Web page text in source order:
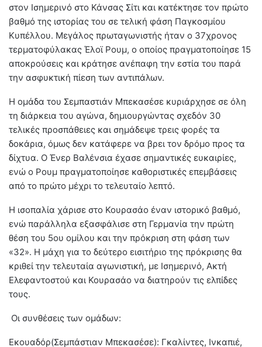
στον Ισημερινό στο Κάνσας Σίτι και κατέκτησε τον πρώτο
βαθμό της ιστορίας του σε τελική φάση Παγκοσμίου
Κυπέλλου. Μεγάλος πρωταγωνιστής ήταν ο 37χρονος
τερματοφύλακας Έλοϊ Ρουμ, ο οποίος πραγματοποίησε 15
αποκρούσεις και κράτησε ανέπαφη την εστία του παρά
την ασφυκτική πίεση των αντιπάλων.
Η ομάδα του Σεμπαστιάν Μπεκασέσε κυριάρχησε σε όλη
τη διάρκεια του αγώνα, δημιουργώντας σχεδόν 30
τελικές προσπάθειες και σημάδεψε τρεις φορές τα
δοκάρια, όμως δεν κατάφερε να βρει τον δρόμο προς τα
δίχτυα. Ο Ένερ Βαλένσια έχασε σημαντικές ευκαιρίες,
ενώ ο Ρουμ πραγματοποίησε καθοριστικές επεμβάσεις
από το πρώτο μέχρι το τελευταίο λεπτό.
Η ισοπαλία χάρισε στο Κουρασάο έναν ιστορικό βαθμό,
ενώ παράλληλα εξασφάλισε στη Γερμανία την πρώτη
θέση του 5ου ομίλου και την πρόκριση στη φάση των
«32». Η μάχη για το δεύτερο εισιτήριο της πρόκρισης θα
κριθεί την τελευταία αγωνιστική, με Ισημερινό, Ακτή
Ελεφαντοστού και Κουρασάο να διατηρούν τις ελπίδες
τους.
Οι συνθέσεις των ομάδων:
Εκουαδόρ(Σεμπάστιαν Μπεκασέσε): Γκαλίντες, Ινκαπιέ,